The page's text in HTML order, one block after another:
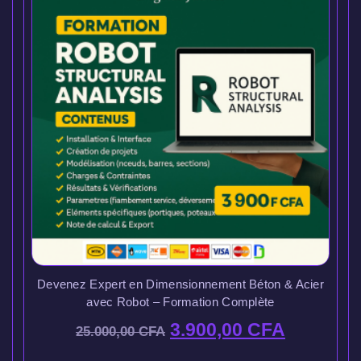
Devenez Expert en Dimensionnement Béton & Acier
avec Robot – Formation Complète
25.000,00CFA 3.900,00 CFA